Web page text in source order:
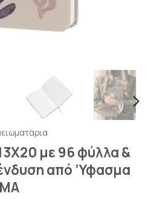
με 96 φύλλα &
από ‘Υφασμα